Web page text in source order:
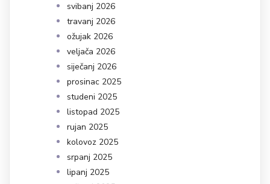
svibanj 2026
travanj 2026
ožujak 2026
veljača 2026
siječanj 2026
prosinac 2025
studeni 2025
listopad 2025
rujan 2025
kolovoz 2025
srpanj 2025
lipanj 2025